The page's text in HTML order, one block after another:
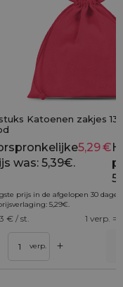
€
Katoenen zakjes 13
was: 5,39€.
5,29€
prijs in de afgelopen 30
5,29€
€ / st. 1 verp. =
verp. +
Toevoegen aan